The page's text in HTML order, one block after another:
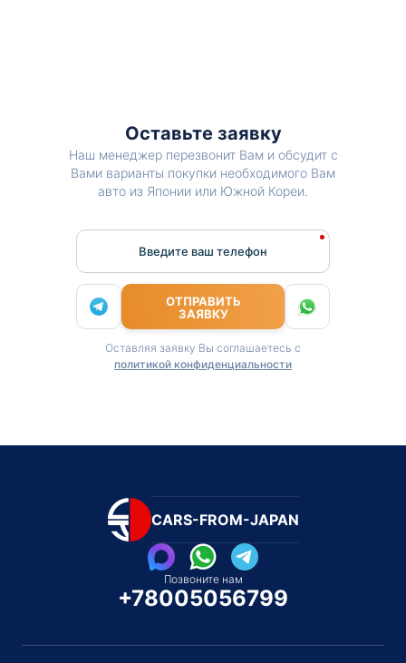
Оставьте заявку
Наш менеджер перезвонит Вам и обсудит с
Вами варианты покупки необходимого Вам
авто из Японии или Южной Кореи.
Введите ваш телефон
ОТПРАВИТЬ
ЗАЯВКУ
Оставляя заявку Вы соглашаетесь с
политикой конфиденциальности
CARS-FROM-JAPAN
Позвоните нам
+78005056799